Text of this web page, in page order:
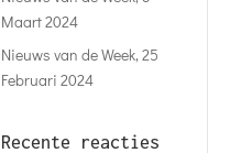
Maart 2024
Nieuws van de Week, 25
Februari 2024
Recente reacties